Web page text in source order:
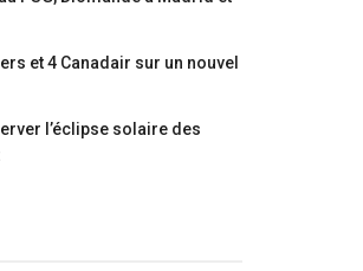
et 4 Canadair sur un nouvel
l’éclipse solaire des